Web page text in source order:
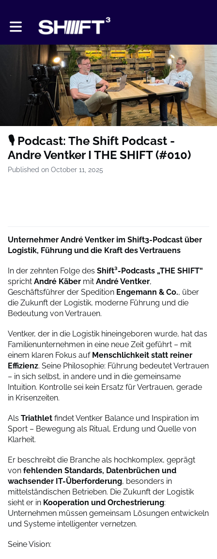
Toggle main navigation
🎙️ Podcast: The Shift Podcast -
Andre Ventker I THE SHIFT (#010)
Published on October 11, 2025
Unternehmer André Ventker im Shift3-Podcast über
Logistik, Führung und die Kraft des Vertrauens
In der zehnten Folge des Shift³-Podcasts „THE SHIFT“
spricht André Käber mit André Ventker,
Geschäftsführer der Spedition Engemann & Co., über
die Zukunft der Logistik, moderne Führung und die
Bedeutung von Vertrauen.
Ventker, der in die Logistik hineingeboren wurde, hat das
Familienunternehmen in eine neue Zeit geführt – mit
einem klaren Fokus auf Menschlichkeit statt reiner
Effizienz. Seine Philosophie: Führung bedeutet Vertrauen
– in sich selbst, in andere und in die gemeinsame
Intuition. Kontrolle sei kein Ersatz für Vertrauen, gerade
in Krisenzeiten.
Als Triathlet findet Ventker Balance und Inspiration im
Sport – Bewegung als Ritual, Erdung und Quelle von
Klarheit.
Er beschreibt die Branche als hochkomplex, geprägt
von fehlenden Standards, Datenbrüchen und
wachsender IT-Überforderung, besonders in
mittelständischen Betrieben. Die Zukunft der Logistik
sieht er in Kooperation und Orchestrierung:
Unternehmen müssen gemeinsam Lösungen entwickeln
und Systeme intelligenter vernetzen.
Seine Vision: